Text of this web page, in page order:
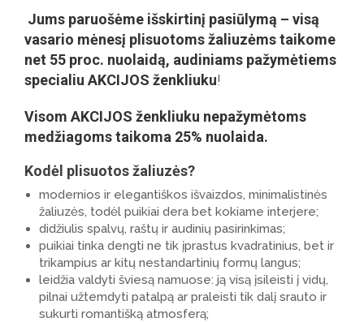
Jums paruošėme išskirtinį pasiūlymą – visą
vasario mėnesį plisuotoms žaliuzėms taikome
net 55 proc. nuolaidą, audiniams pažymėtiems
specialiu AKCIJOS ženkliuku!
Visom AKCIJOS ženkliuku nepažymėtoms
medžiagoms taikoma 25% nuolaida.
Kodėl plisuotos žaliuzės?
modernios ir elegantiškos išvaizdos, minimalistinės
žaliuzės, todėl puikiai dera bet kokiame interjere;
didžiulis spalvų, raštų ir audinių pasirinkimas;
puikiai tinka dengti ne tik įprastus kvadratinius, bet ir
trikampius ar kitų nestandartinių formų langus;
leidžia valdyti šviesą namuose: ją visą įsileisti į vidų,
pilnai užtemdyti patalpą ar praleisti tik dalį srauto ir
sukurti romantišką atmosferą;